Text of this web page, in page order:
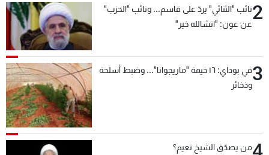
2نائب "الثنائي" يردّ على قاسم... ونائب "الحزب"
عن عون: "انشالله خير"
3
في بوداي: ١٦ خيمة "ماريجوانا"... وضبط أسلحة
وذخائر
من يصدّق الشيخ نعيم؟